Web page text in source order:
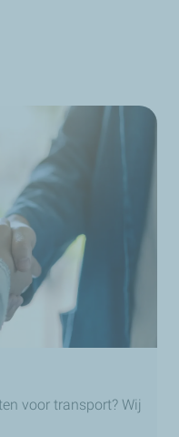
voor transport? Wij